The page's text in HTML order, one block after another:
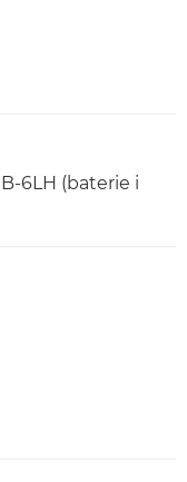
6LH (baterie i